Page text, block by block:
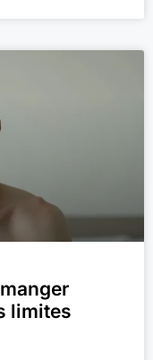
limites